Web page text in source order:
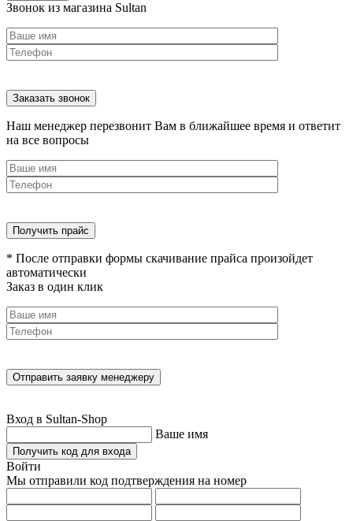
Звонок из магазина Sultan
Наш менеджер перезвонит Вам в ближайшее время и ответит
на все вопросы
* После отправки формы скачивание прайса произойдет
автоматически
Заказ в один клик
Вход в Sultan-Shop
Ваше имя
Получить код для входа
Войти
Мы отправили код подтверждения на номер